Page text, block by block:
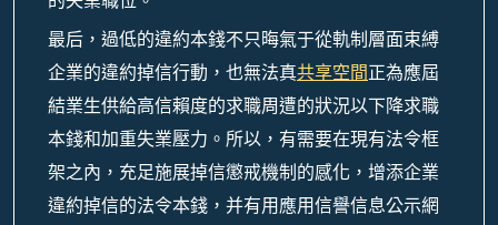
最后，過低的違約本錢不只晦氣于從軌制層面束縛
企業的違約掉信行動，也無法真共享空間正為應屆
結業生供給高信賴度的求職周遭的狀況以下降求職
本錢和加重失業壓力。所以，有需要在現有法令框
架之內，充足施展掉信懲戒機制的感化，增添企業
違約掉信的法令本錢，并有用應用信譽信息公示網